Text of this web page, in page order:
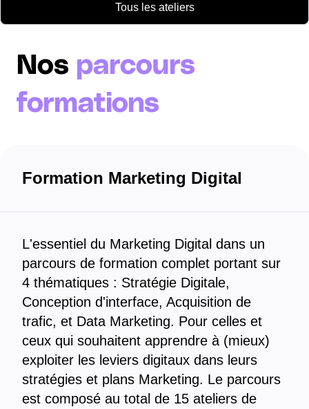
Tous les ateliers
Nos parcours
formations
Formation Marketing Digital
L'essentiel du Marketing Digital dans un
parcours de formation complet portant sur
4 thématiques : Stratégie Digitale,
Conception d'interface, Acquisition de
trafic, et Data Marketing. Pour celles et
ceux qui souhaitent apprendre à (mieux)
exploiter les leviers digitaux dans leurs
stratégies et plans Marketing. Le parcours
est composé au total de 15 ateliers de